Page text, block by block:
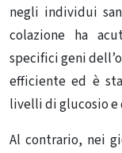
negli individui
colazione ha
specifici geni
efficiente ed è
livelli di glucosio e
Al contrario, nei